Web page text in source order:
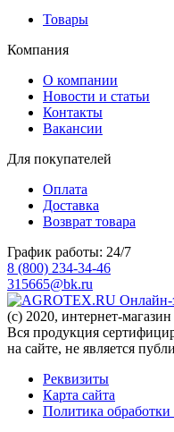
Товары
Компания
О компании
Новости и статьи
Контакты
Вакансии
Для покупателей
Оплата
Доставка
Возврат товара
График работы: 24/7
8 (800) 234-34-46
315665@bk.ru
Онлайн-
(c) 2020, интернет-магазин
Вся продукция
на сайте, не является
Реквизиты
Карта сайта
Политика